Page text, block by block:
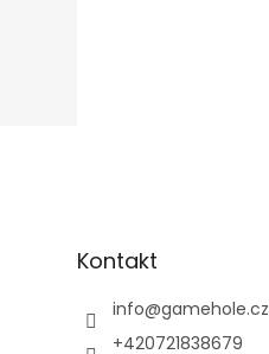
Kontakt
info@gamehole.cz
+420721838679